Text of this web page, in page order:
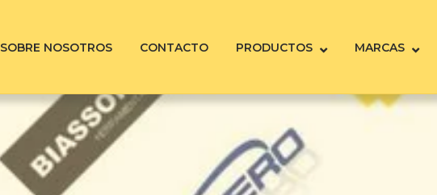
SOBRE NOSOTROS CONTACTO PRODUCTOS MARCAS